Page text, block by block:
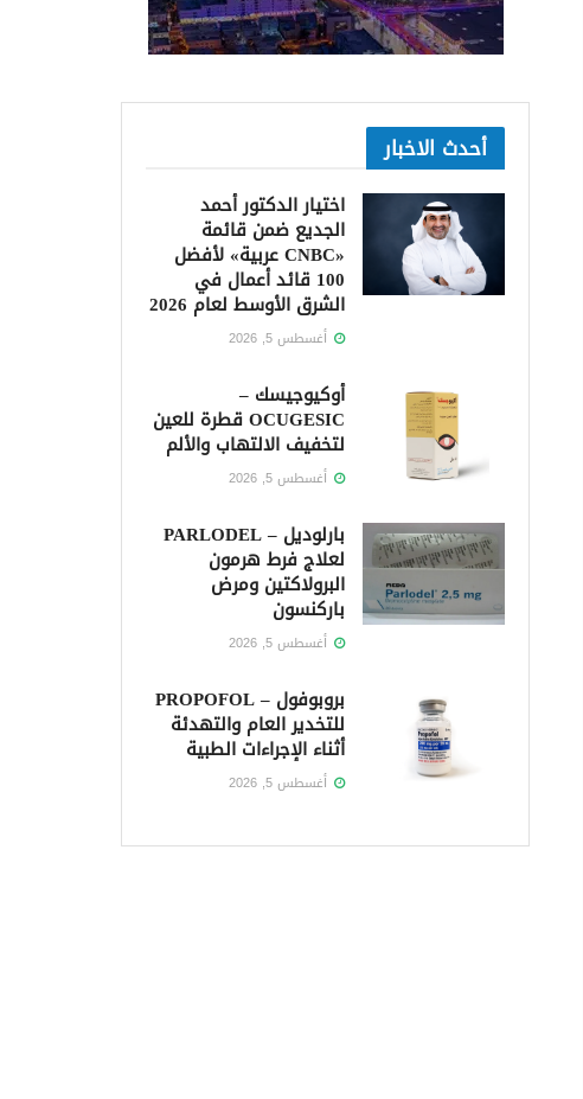
أحدث الاخبار
اختيار الدكتور أحمد
الجديع ضمن قائمة
«CNBC عربية» لأفضل
100 قائد أعمال في
الشرق الأوسط لعام 2026
أغسطس 5, 2026
أوكيوجيسك –
OCUGESIC قطرة للعين
لتخفيف الالتهاب والألم
أغسطس 5, 2026
بارلوديل – PARLODEL
لعلاج فرط هرمون
البرولاكتين ومرض
باركنسون
أغسطس 5, 2026
بروبوفول – PROPOFOL
للتخدير العام والتهدئة
أثناء الإجراءات الطبية
أغسطس 5, 2026